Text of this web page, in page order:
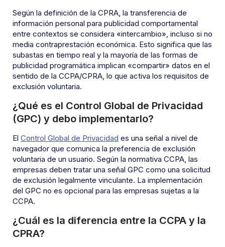
Según la definición de la CPRA, la transferencia de
información personal para publicidad comportamental
entre contextos se considera «intercambio», incluso si no
media contraprestación económica. Esto significa que las
subastas en tiempo real y la mayoría de las formas de
publicidad programática implican «compartir» datos en el
sentido de la CCPA/CPRA, lo que activa los requisitos de
exclusión voluntaria.
¿Qué es el Control Global de Privacidad
(GPC) y debo implementarlo?
El Control Global de Privacidad es una señal a nivel de
navegador que comunica la preferencia de exclusión
voluntaria de un usuario. Según la normativa CCPA, las
empresas deben tratar una señal GPC como una solicitud
de exclusión legalmente vinculante. La implementación
del GPC no es opcional para las empresas sujetas a la
CCPA.
¿Cuál es la diferencia entre la CCPA y la
CPRA?